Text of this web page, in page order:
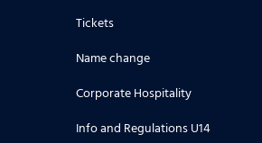
Tickets
Name change
Corporate Hospitality
Info and Regulations U14